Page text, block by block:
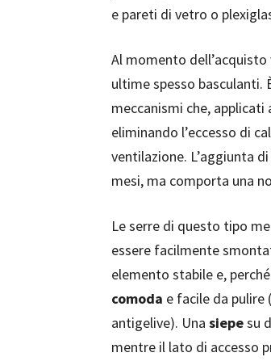
e pareti di vetro o
Al momento
ultime spesso basculanti.
meccanismi che,
eliminando l’eccesso di
ventilazione. L’aggiunta
mesi, ma comporta una
Le serre di questo tipo
essere facilmente
elemento stabile e,
comoda e facile da pulire
antigelive). Una siepesu
mentre il lato di accesso